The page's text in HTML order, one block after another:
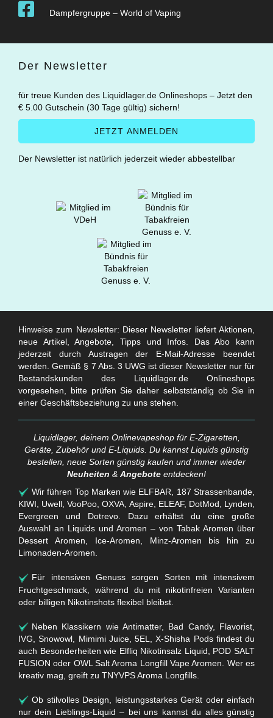
Dampfergruppe – World of Vaping
Der Newsletter
für treue Kunden des Liquidlager.de Onlineshops – Jetzt den
€ 5.00 Gutschein (30 Tage gültig) sichern!
Der Newsletter ist natürlich jederzeit wieder abbestellbar
Hinweise zum Newsletter: Dieser Newsletter liefert Aktionen,
neue Artikel, Angebote, Tipps und Infos. Das Abo kann
jederzeit durch Austragen der E-Mail-Adresse beendet
werden. Gemäß § 7 Abs. 3 UWG ist dieser Newsletter nur für
Bestandskunden des Liquidlager.de Onlineshops
vorgesehen, bitte prüfen Sie daher selbstständig ob Sie in
einer Geschäftsbeziehung zu uns stehen.
Liquidlager, deinem Onlinevapeshop für E-Zigaretten,
Geräte, Zubehör und E-Liquids. Du kannst Liquids günstig
bestellen, neue Sorten günstig kaufen und immer wieder
Neuheiten & Angebote entdecken!
Wir führen Top Marken wie ELFBAR, 187 Strassenbande,
KIWI, Uwell, VooPoo, OXVA, Aspire, ELEAF, DotMod, Lynden,
Evergreen und Dotrevo. Dazu erhältst du eine große
Auswahl an Liquids und Aromen – von Tabak Aromen über
Dessert Aromen, Ice-Aromen, Minz-Aromen bis hin zu
Limonaden-Aromen.
Für intensiven Genuss sorgen Sorten mit intensivem
Fruchtgeschmack, während du mit nikotinfreien Varianten
oder billigen Nikotinshots flexibel bleibst.
Neben Klassikern wie Antimatter, Bad Candy, Flavorist,
IVG, Snowowl, Mimimi Juice, 5EL, X-Shisha Pods findest du
auch Besonderheiten wie Elfliq Nikotinsalz Liquid, POD SALT
FUSION oder OWL Salt Aroma Longfill Vape Aromen. Wer es
kreativ mag, greift zu TNYVPS Aroma Longfills.
Ob stilvolles Design, leistungsstarkes Gerät oder einfach
nur dein Lieblings-Liquid – bei uns kannst du alles günstig